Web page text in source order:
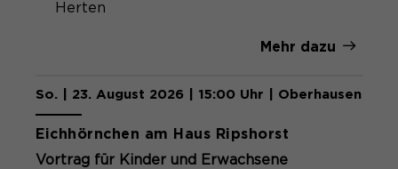
Herten
Mehr dazu
So. | 23. August 2026 | 15:00 Uhr | Oberhausen
Eichhörnchen am Haus Ripshorst
Vortrag für Kinder und Erwachsene